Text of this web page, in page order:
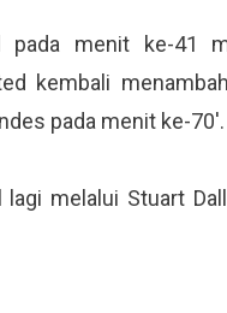
menit ke-41
kembali
pada menit ke-70′.
melalui Stuart